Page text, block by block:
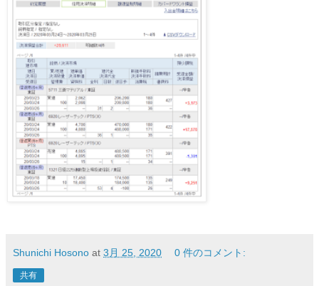
Shunichi Hosono at 3月 25, 2020 0 件のコメント:
共有